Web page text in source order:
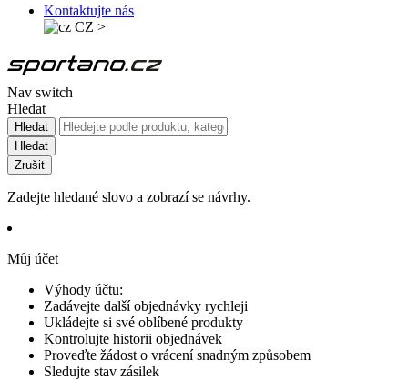
Kontaktujte nás
CZ >
Nav switch
Hledat
Hledat
Hledat
Zrušit
Zadejte hledané slovo a zobrazí se návrhy.
Můj účet
Výhody účtu:
Zadávejte další objednávky rychleji
Ukládejte si své oblíbené produkty
Kontrolujte historii objednávek
Proveďte žádost o vrácení snadným způsobem
Sledujte stav zásilek